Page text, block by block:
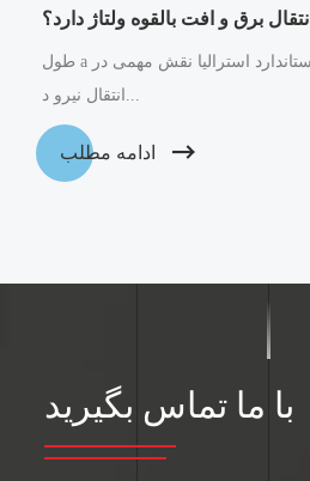
انتقال برق و افت بالقوه ولتاژ دارد؟
طول a کابل برق دو هسته ای استاندارد استرالیا نقش مهمی در
انتقال نیرو د...
با ما تماس بگیرید